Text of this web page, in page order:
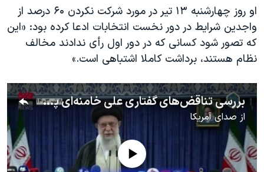
او روز چهارشنبه ۱۳ تیر در مورد شرکت نکردن ۶۰ درصد از
واجدین شرایط در دور نخست انتخابات ادعا کرده بود: «این
که تصور شود کسانی که در دور اول رأی ندادند مخالف
نظام هستند، برداشت کاملا اشتباهی است.»
بررسی تناقض‌های گفتاری علی خامنه‌ای پیش و از پس از برگزاری انتخابات حکومتی
از صدای آمریکا
No media source currently available